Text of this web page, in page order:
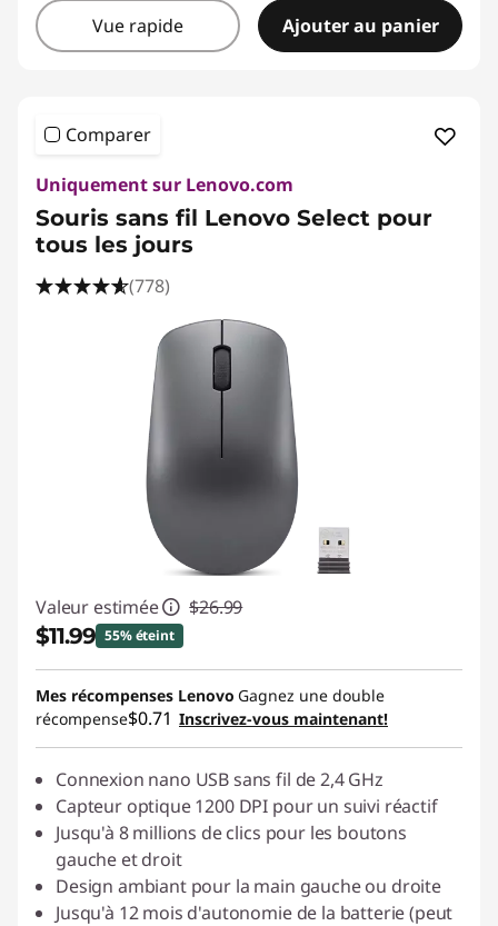
Vue rapide Ajouter au panier
Comparer
Uniquement sur Lenovo.com
Souris sans fil Lenovo Select pour
tous les jours
(778)
Valeur estimée $26.99
$11.99 55% éteint
Économies instantanées :-$15.00
Mes récompenses Lenovo Gagnez une double
récompense$0.71 Inscrivez-vous maintenant!
Connexion nano USB sans fil de 2,4 GHz
Capteur optique 1200 DPI pour un suivi réactif
Jusqu'à 8 millions de clics pour les boutons
gauche et droit
Design ambiant pour la main gauche ou droite
Jusqu'à 12 mois d'autonomie de la batterie (peut